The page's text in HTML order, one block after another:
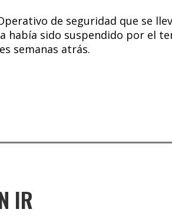
de seguridad que se
había sido suspendido por el
semanas atrás.
IR